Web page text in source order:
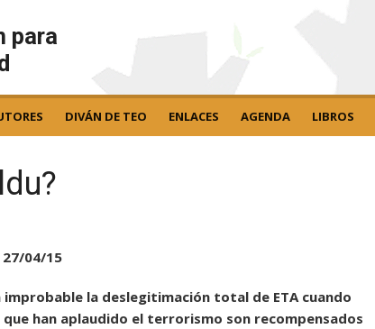
para
DIVÁN DE TEO ENLACES AGENDA LIBROS
27/04/15
improbable la deslegitimación total de ETA cuando
que han aplaudido el terrorismo son recompensados